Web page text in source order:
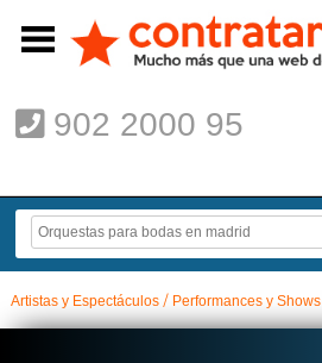
902 2000 95
Artistas y Espectáculos Performances y Shows